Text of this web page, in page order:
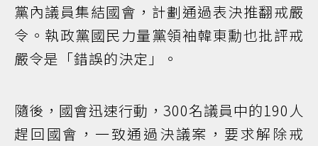
黨內議員集結國會，計劃通過表決推翻戒嚴
令。執政黨國民力量黨領袖韓東勳也批評戒
嚴令是「錯誤的決定」。
隨後，國會迅速行動，300名議員中的190人
趕回國會，一致通過決議案，要求解除戒